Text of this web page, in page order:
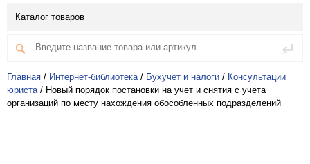
Каталог товаров
Главная / Интернет-библиотека / Бухучет и налоги / Консультации
юриста / Новый порядок постановки на учет и снятия c учета
организаций по месту нахождения обособленных подразделений